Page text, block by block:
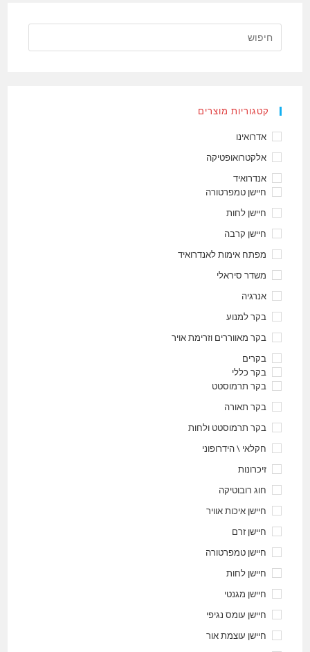
קטגוריות מוצרים
אדרואינו
אלקטרואופטיקה
אנדרואיד
חיישן טמפרטורה
חיישן לחות
חיישן קרבה
מפתח אימות לאנדרואיד
משדר סיראלי
אנרגיה
בקר למנוע
בקר מאווררים וזרימת אויר
בקרים
בקר כללי
בקר תרמוסטט
בקר תאורה
בקר תרמוסטט ולחות
חקלאי \ הידרופוני
זיכרונות
חוג רובוטיקה
חיישן איכות אוויר
חיישן זרם
חיישן טמפרטורה
חיישן לחות
חיישן מגנטי
חיישן עומס נגיפי
חיישן עוצמת אור